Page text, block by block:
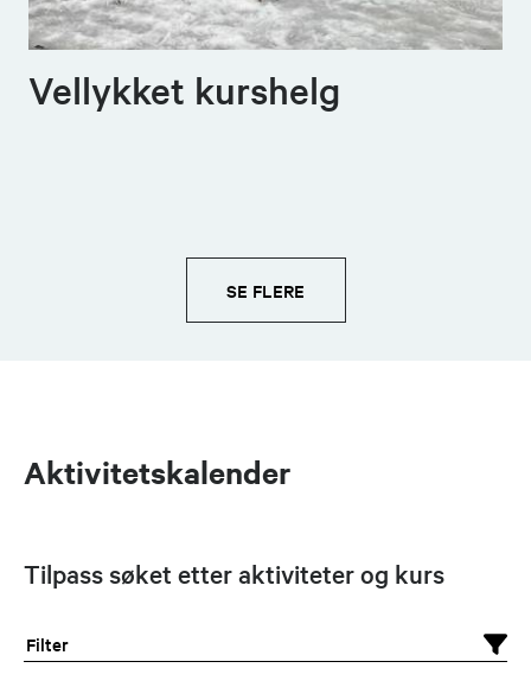
Vellykket kurshelg
SE FLERE
Aktivitetskalender
Tilpass søket etter aktiviteter og kurs
Filter